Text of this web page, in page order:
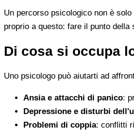
Un percorso psicologico non è
proprio a questo: fare il punto
Di cosa si occupa
Uno psicologo può aiutarti ad
Ansia e attacchi di panico:
Depressione e disturbi
Problemi di coppia: conflitti